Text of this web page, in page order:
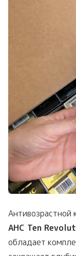
AHC Ten
обладает